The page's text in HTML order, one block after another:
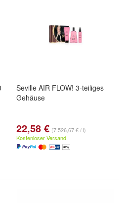
Seville AIR FLOW! 3-teiliges
Gehäuse
22,58 € (7.526,67 € / l)
Kostenloser Versand